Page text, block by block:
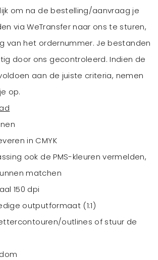
om na de bestelling/aanvraag je
via WeTransfer naar ons te sturen,
van het ordernummer. Je bestanden
door ons gecontroleerd. Indien de
aan de juiste criteria, nemen
op.
in CMYK
ook de PMS-kleuren vermelden,
matchen
150 dpi
outputformaat (1:1)
outlines of stuur de